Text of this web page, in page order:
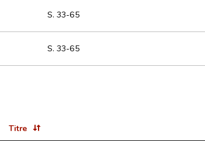
S. 33-65
S. 33-65
Titre